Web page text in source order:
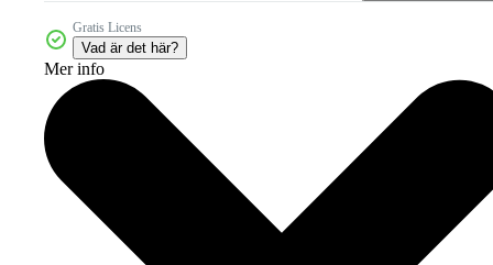
Gratis Licens
Vad är det här?
Mer info